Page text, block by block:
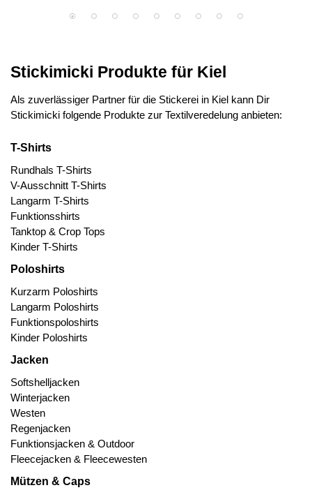
Stickimicki Produkte für Kiel
Als zuverlässiger Partner für die Stickerei in Kiel kann Dir
Stickimicki folgende Produkte zur Textilveredelung anbieten:
T-Shirts
Rundhals T-Shirts
V-Ausschnitt T-Shirts
Langarm T-Shirts
Funktionsshirts
Tanktop & Crop Tops
Kinder T-Shirts
Poloshirts
Kurzarm Poloshirts
Langarm Poloshirts
Funktionspoloshirts
Kinder Poloshirts
Jacken
Softshelljacken
Winterjacken
Westen
Regenjacken
Funktionsjacken & Outdoor
Fleecejacken & Fleecewesten
Mützen & Caps